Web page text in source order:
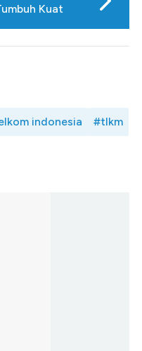
Kuat
indonesia #tlkm